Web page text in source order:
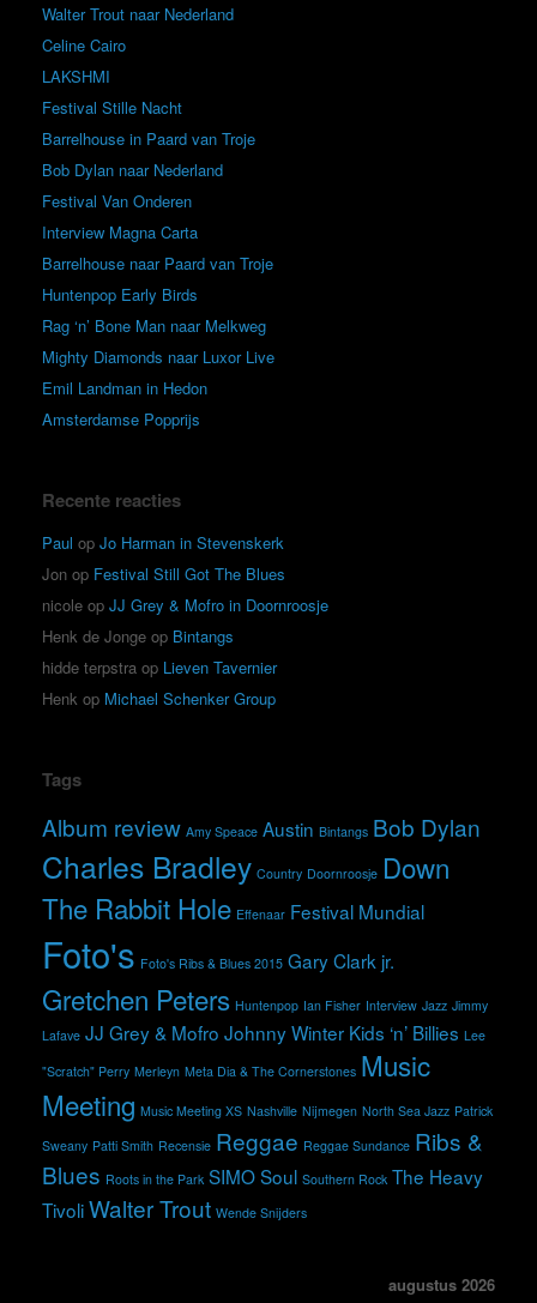
Walter Trout naar Nederland
Celine Cairo
LAKSHMI
Festival Stille Nacht
Barrelhouse in Paard van Troje
Bob Dylan naar Nederland
Festival Van Onderen
Interview Magna Carta
Barrelhouse naar Paard van Troje
Huntenpop Early Birds
Rag ‘n’ Bone Man naar Melkweg
Mighty Diamonds naar Luxor Live
Emil Landman in Hedon
Amsterdamse Popprijs
Recente reacties
Paul op Jo Harman in Stevenskerk
Jon op Festival Still Got The Blues
nicole op JJ Grey & Mofro in Doornroosje
Henk de Jonge op Bintangs
hidde terpstra op Lieven Tavernier
Henk op Michael Schenker Group
Tags
Album review Amy Speace Austin Bintangs Bob Dylan
Charles Bradley Country Doornroosje Down
The Rabbit Hole Effenaar Festival Mundial
Foto's Foto's Ribs & Blues 2015 Gary Clark jr.
Gretchen Peters Huntenpop Ian Fisher Interview Jazz Jimmy
Lafave JJ Grey & Mofro Johnny Winter Kids ‘n’ Billies Lee
"Scratch" Perry Merleyn Meta Dia & The Cornerstones Music
Meeting Music Meeting XS Nashville Nijmegen North Sea Jazz Patrick
Sweany Patti Smith Recensie Reggae Reggae Sundance Ribs &
Blues Roots in the Park SIMOSoul Southern Rock The Heavy
TivoliWalter Trout Wende Snijders
augustus 2026